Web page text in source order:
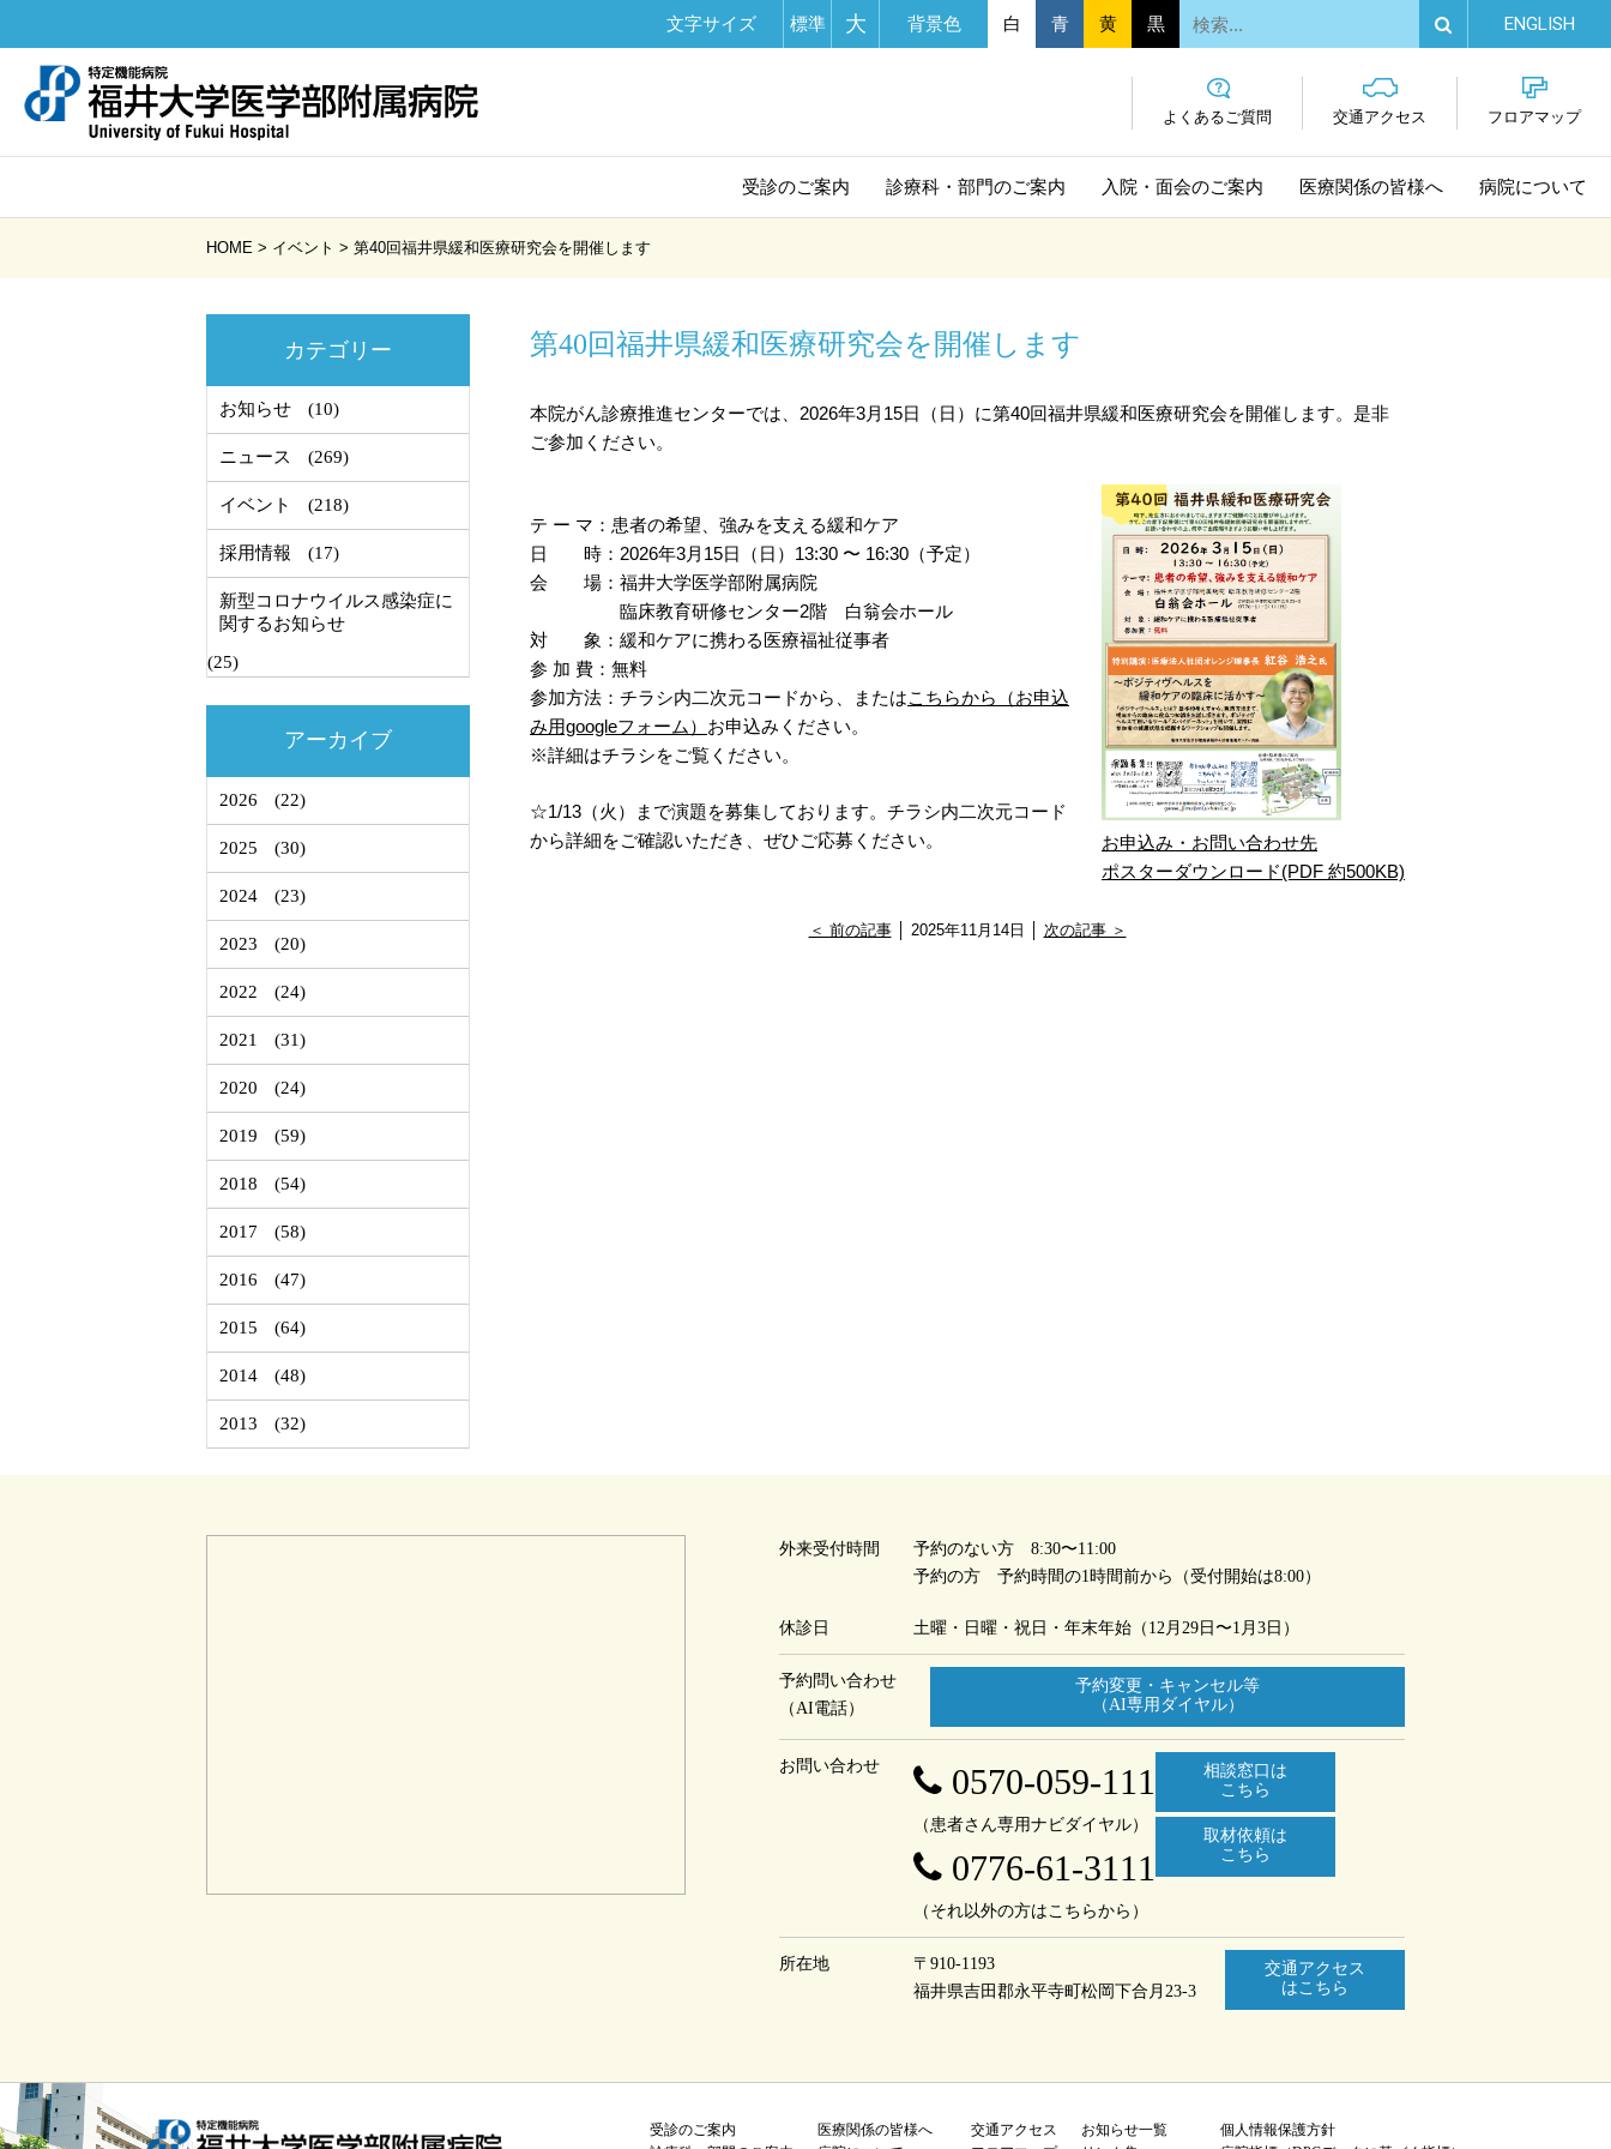
文字サイズ 標準 大 背景色 白 青 黄 黒 ENGLISH
よくあるご質問 交通アクセス フロアマップ
受診のご案内 診療科・部門のご案内 入院・面会のご案内 医療関係の皆様へ 病院について
HOME > イベント > 第40回福井県緩和医療研究会を開催します
第40回福井県緩和医療研究会を開催します
本院がん診療推進センターでは、2026年3月15日（日）に第40回福井県緩和医療研究会を開催します。是非
ご参加ください。
お申込み・お問い合わせ先
ポスターダウンロード(PDF 約500KB)
テ ー マ：患者の希望、強みを支える緩和ケア
日 時：2026年3月15日（日）13:30 〜 16:30（予定）
会 場：福井大学医学部附属病院
臨床教育研修センター2階 白翁会ホール
対 象：緩和ケアに携わる医療福祉従事者
参 加 費：無料
参加方法：チラシ内二次元コードから、またはこちらから（お申込
み用googleフォーム） お申込みください。
※詳細はチラシをご覧ください。
☆1/13（火）まで演題を募集しております。チラシ内二次元コード
から詳細をご確認いただき、ぜひご応募ください。
＜ 前の記事│ 2025年11月14日 │ 次の記事 ＞
カテゴリー
お知らせ (10)
ニュース (269)
イベント (218)
採用情報 (17)
新型コロナウイルス感染症に
関するお知らせ
(25)
アーカイブ
2026 (22)
2025 (30)
2024 (23)
2023 (20)
2022 (24)
2021 (31)
2020 (24)
2019 (59)
2018 (54)
2017 (58)
2016 (47)
2015 (64)
2014 (48)
2013 (32)
外来受付時間
予約のない方 8:30〜11:00
予約の方 予約時間の1時間前から（受付開始は8:00）
休診日 土曜・日曜・祝日・ 年末年始（12月29日〜1月3日）
予約問い合わせ
（AI電話）
予約変更・キャンセル等
（AI専用ダイヤル）
お問い合わせ 0570-059-111
（患者さん専用ナビダイヤル）
0776-61-3111
（それ以外の方はこちらから）
相談窓口は
こちら
取材依頼は
こちら
所在地
〒910-1193
福井県吉田郡永平寺町 松岡下合月23-3
交通アクセス
はこちら
受診のご案内
医療関係の皆様へ
交通アクセス
お知らせ一覧
個人情報保護方針